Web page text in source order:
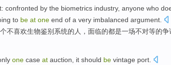
: confronted by the biometrics industry, anyone who
to be at one end of a very imbalanced argument
不喜欢生物鉴别系统的 人， 面临的都是一场不对等的争
one case at auction it should be vintage port.